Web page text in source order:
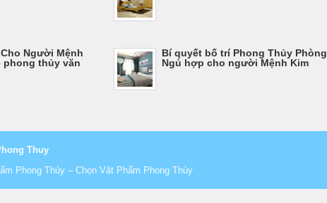
Người Mệnh
phong thủy văn
Bí quyết bố trí Phong Thủy Phòng
Ngủ hợp cho người Mệnh Kim
Phong Thủy – Chọn Vật Phẩm Phong Thủy